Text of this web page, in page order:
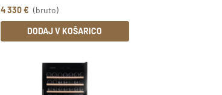
4 330 € (bruto)
DODAJ V KOŠARICO